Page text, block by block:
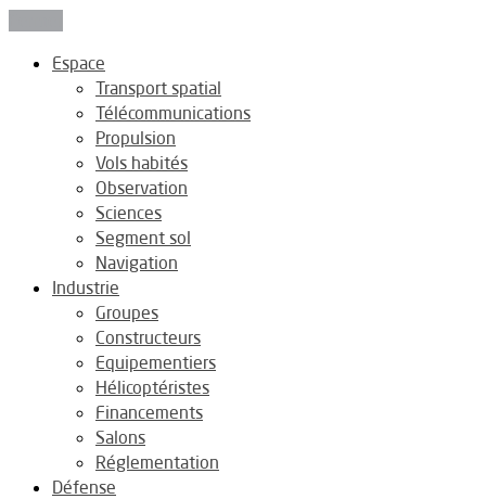
Espace
Transport spatial
Télécommunications
Propulsion
Vols habités
Observation
Sciences
Segment sol
Navigation
Industrie
Groupes
Constructeurs
Equipementiers
Hélicoptéristes
Financements
Salons
Réglementation
Défense